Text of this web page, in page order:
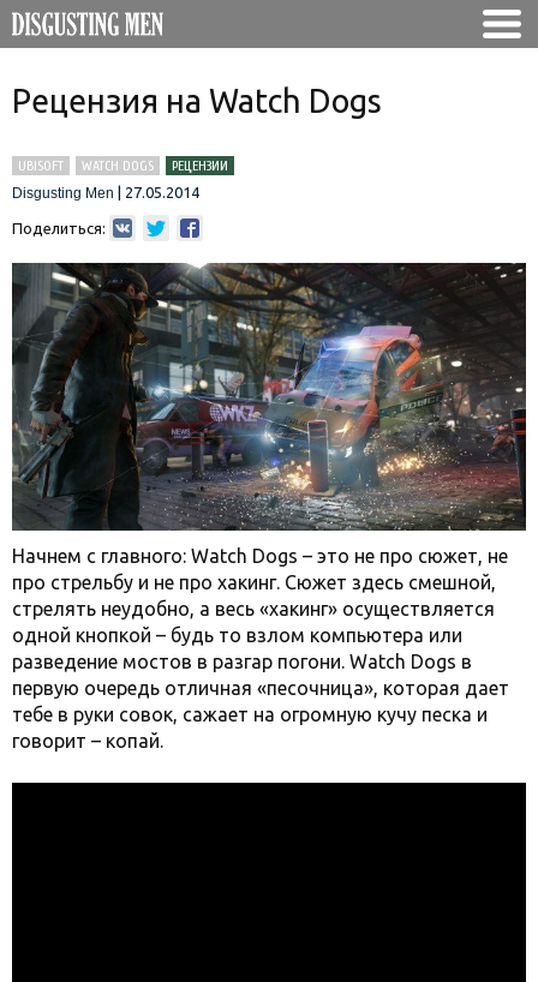
Рецензия на Watch Dogs
UBISOFT WATCH DOGS
РЕЦЕНЗИИ
Disgusting Men
27.05.2014
Поделиться:
Начнем с главного: Watch Dogs – это не про сюжет, не
про стрельбу и не про хакинг. Сюжет здесь смешной,
стрелять неудобно, а весь «хакинг» осуществляется
одной кнопкой – будь то взлом компьютера или
разведение мостов в разгар погони. Watch Dogs в
первую очередь отличная «песочница», которая дает
тебе в руки совок, сажает на огромную кучу песка и
говорит – копай.